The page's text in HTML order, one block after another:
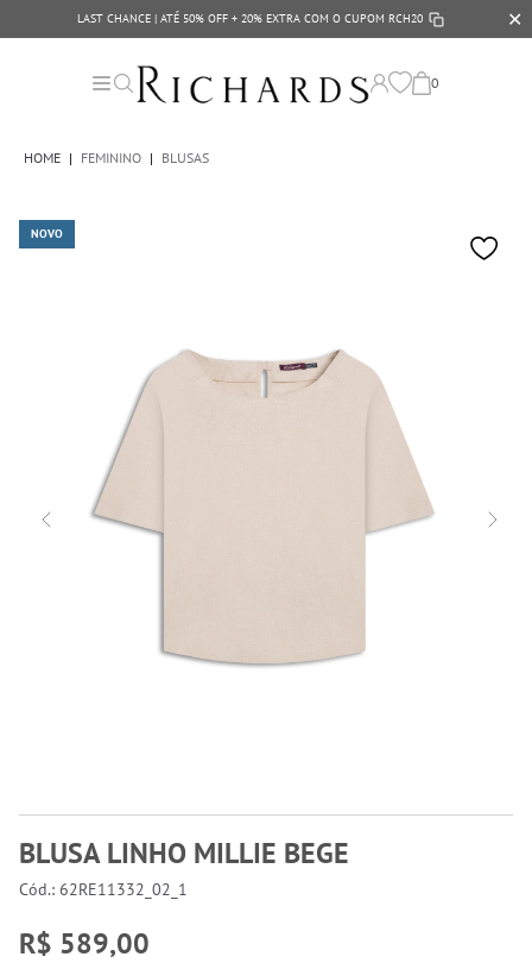
LAST CHANCE | ATÉ 50% OFF + 20% EXTRA COM O CUPOM RCH20 ✕
0
HOME | FEMININO | BLUSAS
NOVO
BLUSA LINHO MILLIE BEGE
Cód.: 62RE11332_02_1
R$ 589,00